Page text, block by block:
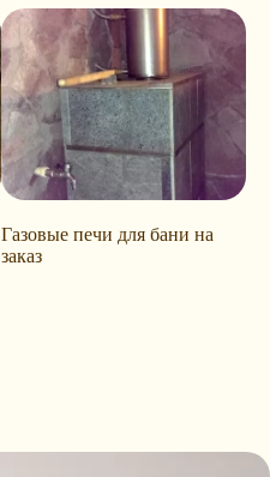
Газовые печи для бани на
заказ